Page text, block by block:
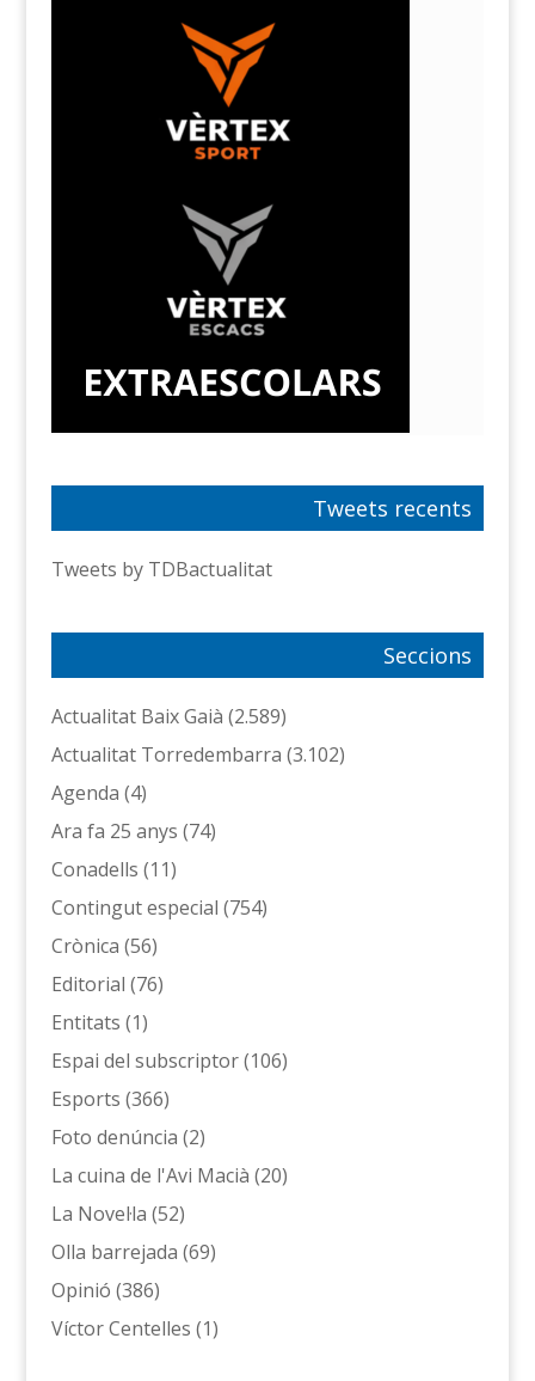
Tweets recents
Tweets by TDBactualitat
Seccions
Actualitat Baix Gaià (2.589)
Actualitat Torredembarra (3.102)
Agenda (4)
Ara fa 25 anys (74)
Conadells (11)
Contingut especial (754)
Crònica (56)
Editorial (76)
Entitats (1)
Espai del subscriptor(106)
Esports (366)
Foto denúncia (2)
La cuina de l'Avi Macià (20)
La Novel·la (52)
Olla barrejada (69)
Opinió (386)
Víctor Centelles (1)